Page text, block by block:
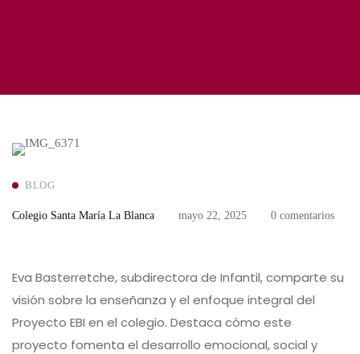
BLOG
Colegio Santa María La Blanca mayo 22, 2025 0 comentarios
Eva Basterretche, subdirectora de Infantil, comparte su
visión sobre la enseñanza y el enfoque integral del
Proyecto EBI en el colegio. Destaca cómo este
proyecto fomenta el desarrollo emocional, social y